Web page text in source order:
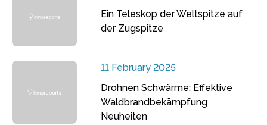
Ein Teleskop der Weltspitze auf
der Zugspitze
11 February 2025
Drohnen Schwärme: Effektive
Waldbrandbekämpfung
Neuheiten